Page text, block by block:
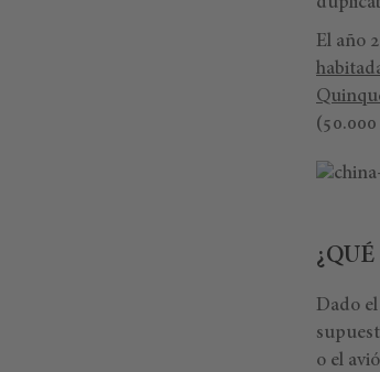
El año
Dado el
o el